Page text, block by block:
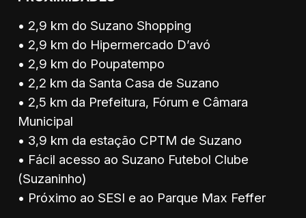
• 2,9 km do Suzano Shopping
• 2,9 km do Hipermercado D’avó
• 2,9 km do Poupatempo
• 2,2 km da Santa Casa de Suzano
• 2,5 km da Prefeitura, Fórum e Câmara
Municipal
• 3,9 km da estação CPTM de Suzano
• Fácil acesso ao Suzano Futebol Clube
(Suzaninho)
• Próximo ao SESI e ao Parque Max Feffer